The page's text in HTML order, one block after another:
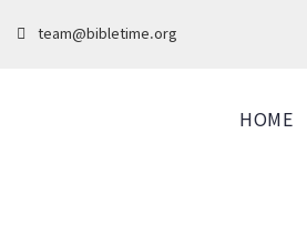
team@bibletime.org
HOME